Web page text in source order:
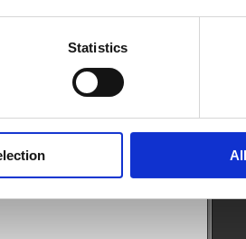
Statistics
les joueurs d'accéder au système de
nous vous tiendrons au courant de